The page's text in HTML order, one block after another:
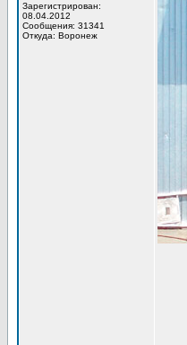
Зарегистрирован:
08.04.2012
Сообщения: 31341
Откуда: Воронеж